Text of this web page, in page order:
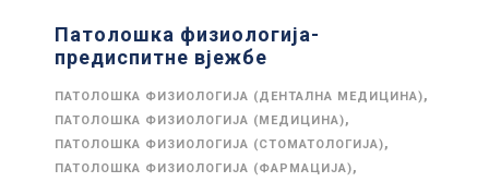
Патолошка физиологија-
предиспитне вјежбе
ПАТОЛОШКА ФИЗИОЛОГИЈА (ДЕНТАЛНА МЕДИЦИНА),
ПАТОЛОШКА ФИЗИОЛОГИЈА (МЕДИЦИНА),
ПАТОЛОШКА ФИЗИОЛОГИЈА (СТОМАТОЛОГИЈА),
ПАТОЛОШКА ФИЗИОЛОГИЈА (ФАРМАЦИЈА),